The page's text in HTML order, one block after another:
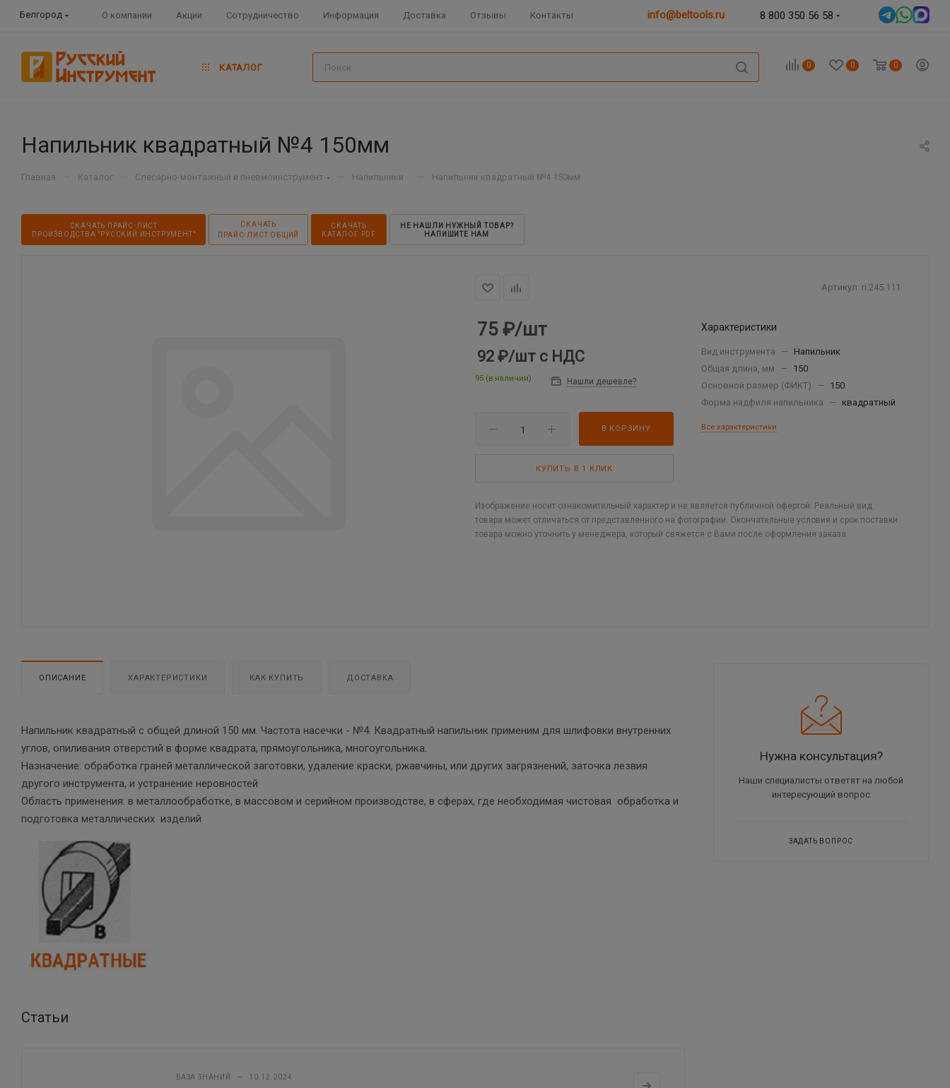
Белгород О компании Акции Сотрудничество Информация Доставка Отзывы Контакты info@beltools.ru 8 800 350 56 58
КАТАЛОГ 0 0 0
Напильник квадратный №4 150мм
Главная Каталог Слесарно-монтажный и пневмоинструмент Напильники Напильник квадратный №4 150мм
СКАЧАТЬ ПРАЙС-ЛИСТ
ПРОИЗВОДСТВА "РУССКИЙ ИНСТРУМЕНТ"
СКАЧАТЬ
ПРАЙС-ЛИСТ ОБЩИЙ
СКАЧАТЬ
КАТАЛОГ PDF
НЕ НАШЛИ НУЖНЫЙ ТОВАР?
НАПИШИТЕ НАМ
Артикул: ri.245.111
75 ₽/шт
92 ₽/шт с НДС
95 (в наличии) Нашли дешевле?
В КОРЗИНУ
КУПИТЬ В 1 КЛИК
Характеристики
Вид инструмента —
Напильник
Общая длина, мм
—
150
Основной размер (ФИКТ)
—
150
Форма надфиля напильника
— квадратный
Все характеристики
Изображение носит ознакомительный характер и не является публичной офертой. Реальный вид
товара может отличаться от представленного на фотографии. Окончательные условия и срок поставки
товара можно уточнить у менеджера, который свяжется с Вами после оформления заказа.
ОПИСАНИЕ ХАРАКТЕРИСТИКИ КАК КУПИТЬ ДОСТАВКА
Напильник квадратный с общей длиной 150 мм. Частота насечки - №4. Квадратный напильник применим для шлифовки внутренних
углов, опиливания отверстий в форме квадрата, прямоугольника, многоугольника.
Назначение: обработка граней металлической заготовки, удаление краски, ржавчины, или других загрязнений, заточка лезвия
другого инструмента, и устранение неровностей
Область применения: в металлообработке, в массовом и серийном производстве, в сферах, где необходимая чистовая обработка и
подготовка металлических изделий
Статьи
БАЗА ЗНАНИЙ — 10.12.2024
Нужна консультация?
Наши специалисты ответят на любой
интересующий вопрос
ЗАДАТЬ ВОПРОС